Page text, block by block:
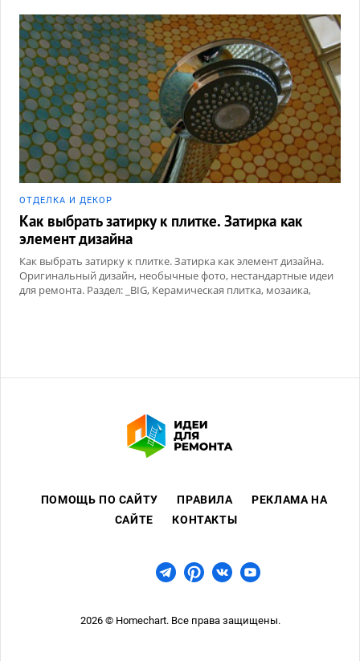
ОТДЕЛКА И ДЕКОР
Как выбрать затирку к плитке. Затирка как
элемент дизайна
Как выбрать затирку к плитке. Затирка как элемент дизайна.
Оригинальный дизайн, необычные фото, нестандартные идеи
для ремонта. Раздел: _BIG, Керамическая плитка, мозаика,
ПОМОЩЬ ПО САЙТУ ПРАВИЛА
РЕКЛАМА НА
САЙТЕ
КОНТАКТЫ
2026 © Homechart. Все права защищены.